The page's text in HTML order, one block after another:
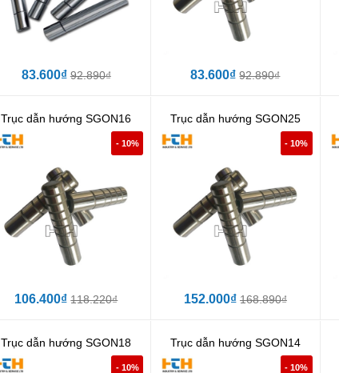
83.600₫92.890₫ 83.600₫92.890₫
Trục dẫn hướng SGON16
- 10%
106.400₫118.220₫
Trục dẫn hướng SGON25
- 10%
152.000₫ 168.890₫
Trục dẫn hướng SGON18
- 10%
Trục dẫn hướng SGON14
- 10%